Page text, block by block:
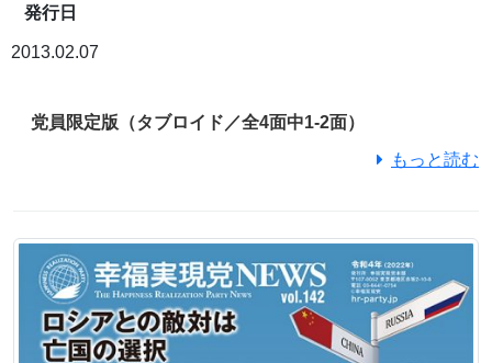
発行日
2013.02.07
党員限定版（タブロイド／全4面中1-2面）
もっと読む